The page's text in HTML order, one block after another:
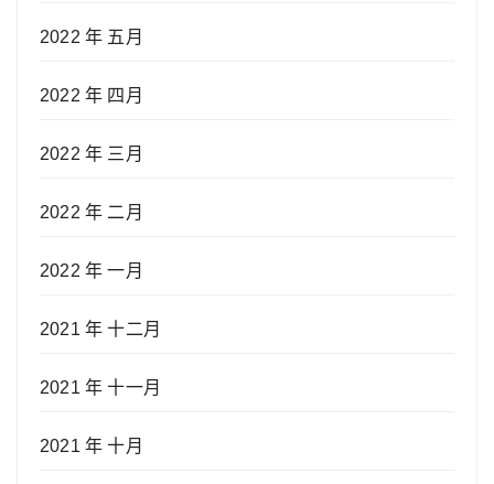
2022 年 五月
2022 年 四月
2022 年 三月
2022 年 二月
2022 年 一月
2021 年 十二月
2021 年 十一月
2021 年 十月